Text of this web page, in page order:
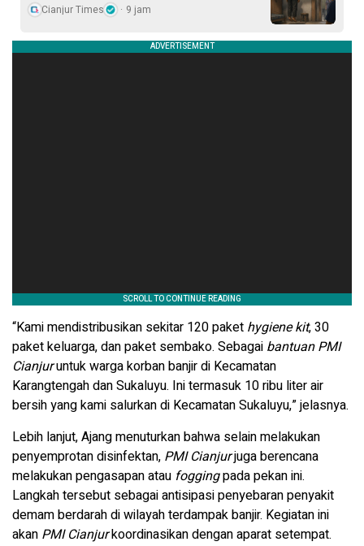
Cianjur Times 9 jam
“Kami mendistribusikan sekitar 120 paket hygiene kit, 30
paket keluarga, dan paket sembako. Sebagai bantuan PMI
Cianjuruntuk warga korban banjir di Kecamatan
Karangtengah dan Sukaluyu. Ini termasuk 10 ribu liter air
bersih yang kami salurkan di Kecamatan Sukaluyu,” jelasnya.
Lebih lanjut, Ajang menuturkan bahwa selain melakukan
penyemprotan disinfektan, PMI Cianjurjuga berencana
melakukan pengasapan atau foggingpada pekan ini.
Langkah tersebut sebagai antisipasi penyebaran penyakit
demam berdarah di wilayah terdampak banjir. Kegiatan ini
akan PMI Cianjurkoordinasikan dengan aparat setempat.